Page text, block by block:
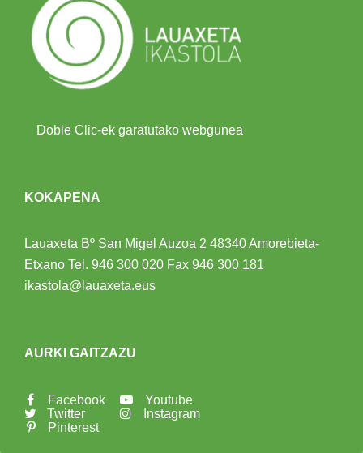
Doble Clic-ek garatutako webgunea
KOKAPENA
Lauaxeta Bº San Migel Auzoa 2 48340 Amorebieta-
Etxano Tel. 946 300 020 Fax 946 300 181
ikastola@lauaxeta.eus
AURKI GAITZAZU
Facebook
Twitter
Pinterest
Youtube
Instagram